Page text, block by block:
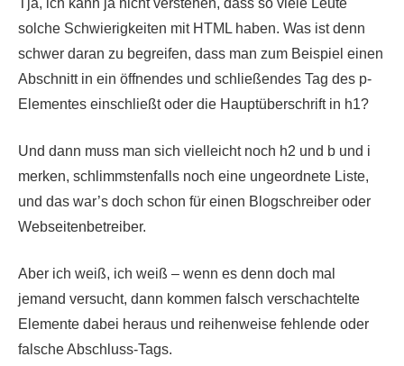
Tja, ich kann ja nicht verstehen, dass so viele Leute
solche Schwierigkeiten mit HTML haben. Was ist denn
schwer daran zu begreifen, dass man zum Beispiel einen
Abschnitt in ein öffnendes und schließendes Tag des p-
Elementes einschließt oder die Hauptüberschrift in h1?
Und dann muss man sich vielleicht noch h2 und b und i
merken, schlimmstenfalls noch eine ungeordnete Liste,
und das war’s doch schon für einen Blogschreiber oder
Webseitenbetreiber.
Aber ich weiß, ich weiß – wenn es denn doch mal
jemand versucht, dann kommen falsch verschachtelte
Elemente dabei heraus und reihenweise fehlende oder
falsche Abschluss-Tags.